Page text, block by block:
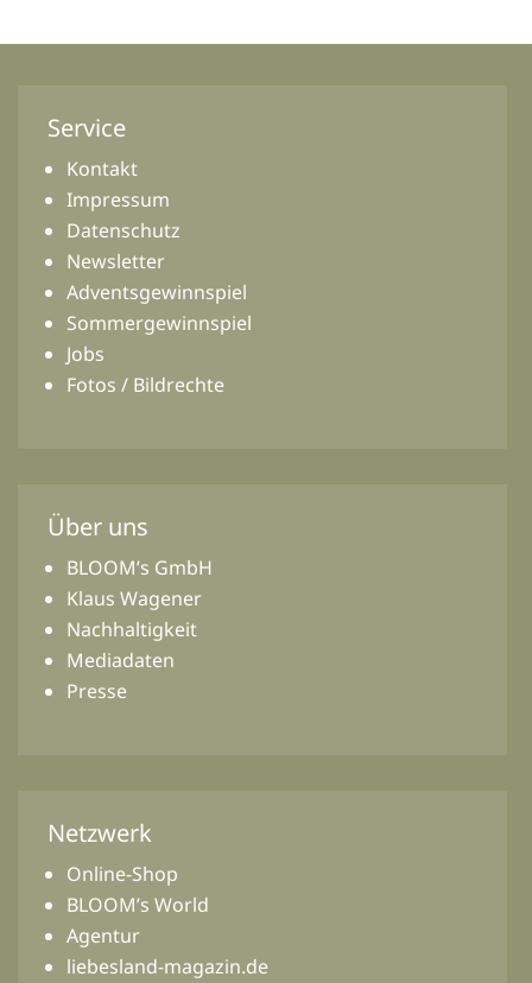
Service
Kontakt
Impressum
Datenschutz
Newsletter
Adventsgewinnspiel
Sommergewinnspiel
Jobs
Fotos / Bildrechte
Über uns
BLOOM’s GmbH
Klaus Wagener
Nachhaltigkeit
Mediadaten
Presse
Netzwerk
Online-Shop
BLOOM’s World
Agentur
liebesland-magazin.de